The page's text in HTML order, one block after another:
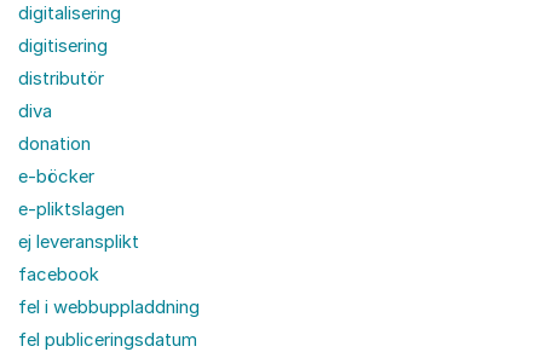
digitalisering
digitisering
distributör
diva
donation
e-böcker
e-pliktslagen
ej leveransplikt
facebook
fel i webbuppladdning
fel publiceringsdatum